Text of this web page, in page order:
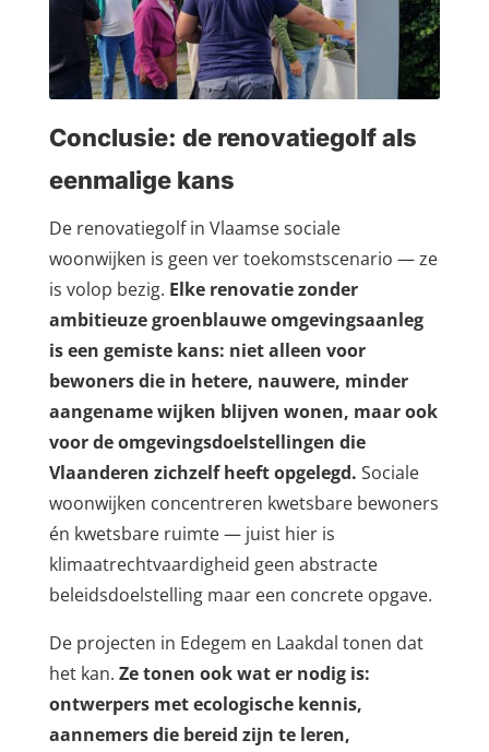
Conclusie: de renovatiegolf als
eenmalige kans
De renovatiegolf in Vlaamse sociale
woonwijken is geen ver toekomstscenario — ze
is volop bezig. Elke renovatie zonder
ambitieuze groenblauwe omgevingsaanleg
is een gemiste kans: niet alleen voor
bewoners die in hetere, nauwere, minder
aangename wijken blijven wonen, maar ook
voor de omgevingsdoelstellingen die
Vlaanderen zichzelf heeft opgelegd. Sociale
woonwijken concentreren kwetsbare bewoners
én kwetsbare ruimte — juist hier is
klimaatrechtvaardigheid geen abstracte
beleidsdoelstelling maar een concrete opgave.
De projecten in Edegem en Laakdal tonen dat
het kan. Ze tonen ook wat er nodig is:
ontwerpers met ecologische kennis,
aannemers die bereid zijn te leren,